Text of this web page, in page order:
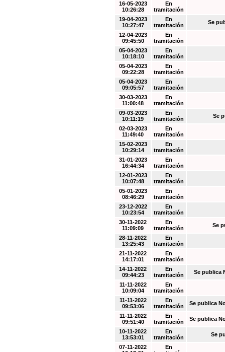
16-05-2023
10:26:28
En
tramitación
19-04-2023
10:27:47
En
tramitación
Se
12-04-2023
09:45:50
En
tramitación
05-04-2023
10:18:10
En
tramitación
05-04-2023
09:22:28
En
tramitación
05-04-2023
09:05:57
En
tramitación
30-03-2023
11:00:48
En
tramitación
09-03-2023
10:11:19
En
tramitación
Se
02-03-2023
11:49:40
En
tramitación
15-02-2023
10:29:14
En
tramitación
31-01-2023
16:44:34
En
tramitación
12-01-2023
10:07:48
En
tramitación
05-01-2023
08:46:29
En
tramitación
23-12-2022
10:23:54
En
tramitación
30-11-2022
11:09:09
En
tramitación
Se
28-11-2022
13:25:43
En
tramitación
21-11-2022
14:17:01
En
tramitación
14-11-2022
09:44:23
En
tramitación
Se publica
11-11-2022
10:09:04
En
tramitación
11-11-2022
09:53:06
En
tramitación
Se publica
11-11-2022
09:51:40
En
tramitación
Se publica
10-11-2022
13:53:01
En
tramitación
Se
07-11-2022
En